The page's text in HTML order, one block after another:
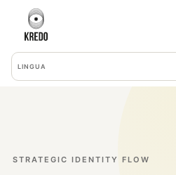
LINGUA
STRATEGIC IDENTITY FLOW